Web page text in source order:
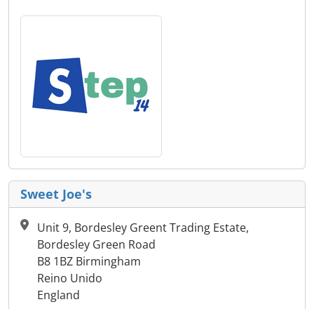
Sweet Joe's
Unit 9, Bordesley Greent Trading Estate,
Bordesley Green Road
B8 1BZ Birmingham
Reino Unido
England